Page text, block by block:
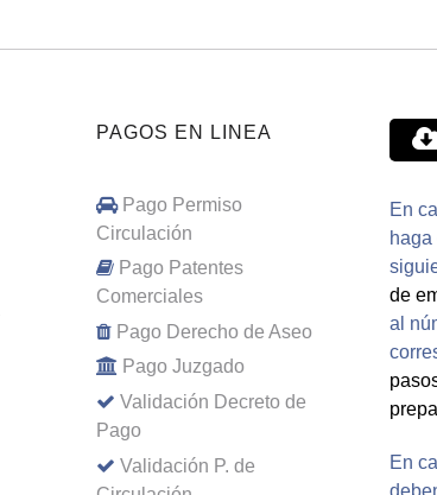
PAGOS EN LINEA
Pago Permiso
Circulación
Pago Patentes
Comerciales
Pago Derecho de Aseo
Pago Juzgado
Validación Decreto de
Pago
Validación P. de
En
haga
de
al
En